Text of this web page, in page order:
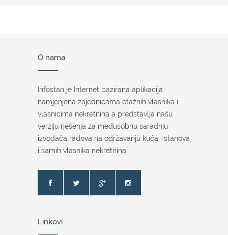
O nama
Infostan je Internet bazirana aplikacija
namjenjena zajednicama etažnih vlasnika i
vlasnicima nekretnina a predstavlja našu
verziju rješenja za međusobnu saradnju
izvođača radova na održavanju kuća i stanova
i samih vlasnika nekretnina.
Linkovi